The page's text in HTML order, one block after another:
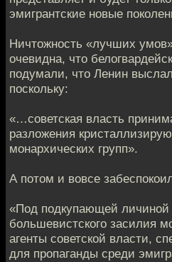
эмигрантские новые
Ничтожность «лучших
очевидна, что
подумали, что Ленин
поскольку:
«…советская власть
разложения
монархических групп».
А потом и вовсе
«Под подкупающей личиной
большевистского засилия
агенты советской власти,
для пропаганды среди